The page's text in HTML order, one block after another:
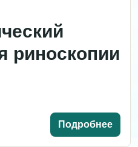
риноскопии
Подробнее